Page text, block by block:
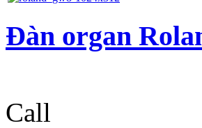
Đàn organ
Call